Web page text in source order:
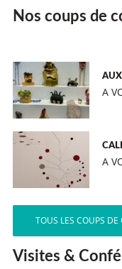
Nos coups de
A
A
TOUS LES COUPS
Visites &